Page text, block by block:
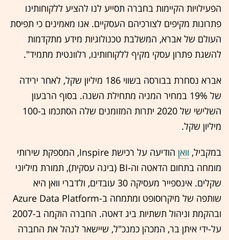
הפעילויות הקיימות בחברה תסייע לנו להציע ללקוחותינו
פתרונות מקיפים לצורכיהם העסקיים. אנו מאמינים כי תפיסת
העולם של אברא, המשלבת טכנולוגיות מידע מתקדמות
להשגת פתרון עסקי מקיף ללקוחותינו, רלוונטית מתמיד".
אברא נסחרת בבורסה בשווי 186 מיליון שקל, לאחר ירידה
של 19% במחיר המניה מתחילת השנה. בסוף הרבעון
השלישי של 2020 יתרות המזומנים שלה הסתכמו ב-100
מיליון שקל.
במקביל, וואן
הודיעה על רכישת Inspire, המספקת שירותי
מומחה בתחום הדאטה וה-BI (בינה עסקית), תמורת מיליוני
שקלים. אינספייר מעסיקה 30 עובדים, ולדברי וואן היא
שותפה של מיקרוסופט ומתמחה ב-Azure Data Platform
ובהקמת וניהול תשתיות ביג דאטה. החברה הוקמה ב-2007
על-ידי איתן בר, המכהן כמנכ"ל, שיישאר לנהל את החברה